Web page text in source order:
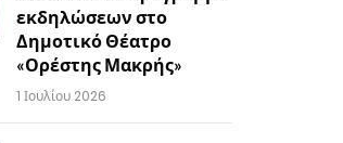
εκδηλώσεων στο
Δημοτικό Θέατρο
«Ορέστης Μακρής»
1 Ιουλίου 2026